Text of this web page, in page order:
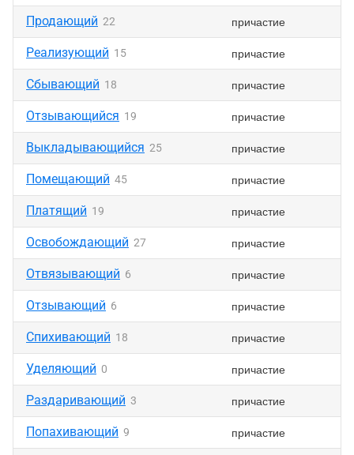
Продающий 22 причастие
Реализующий 15 причастие
Сбывающий 18 причастие
Отзывающийся 19 причастие
Выкладывающийся 25 причастие
Помещающий 45 причастие
Платящий 19 причастие
Освобождающий 27 причастие
Отвязывающий 6 причастие
Отзывающий 6 причастие
Спихивающий 18 причастие
Уделяющий 0 причастие
Раздаривающий 3 причастие
Попахивающий 9 причастие